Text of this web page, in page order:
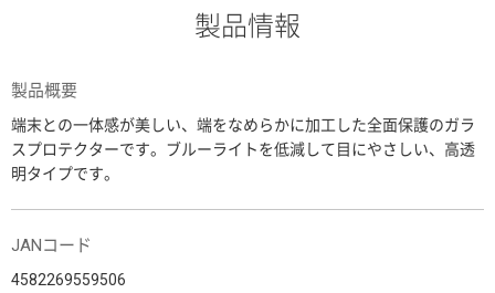
製品情報
製品概要
端末との一体感が美しい、端をなめらかに加工した全面保護のガラ
スプロテクターです。ブルーライトを低減して目にやさしい、高透
明タイプです。
JANコード
4582269559506